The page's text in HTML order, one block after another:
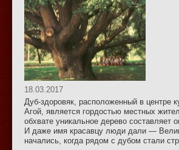
18.03.2017
Дуб-здоровяк, расположенный в центре
Агой, является гордостью местных
обхвате уникальное дерево составляет
И даже имя красавцу люди дали —
начались, когда рядом с дубом стали